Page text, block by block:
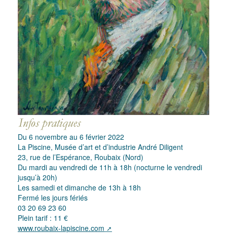
Du 6 novembre au 6 février 2022
La Piscine, Musée d’art et d’industrie André Diligent
23, rue de l’Espérance, Roubaix (Nord)
Du mardi au vendredi de 11h à 18h (nocturne le vendredi
jusqu’à 20h)
Les samedi et dimanche de 13h à 18h
Fermé les jours fériés
03 20 69 23 60
Plein tarif : 11 €
www.roubaix-lapiscine.com